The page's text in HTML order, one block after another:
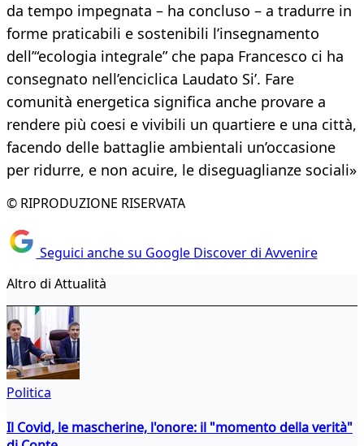
da tempo impegnata – ha concluso – a tradurre in
forme praticabili e sostenibili l’insegnamento
dell’“ecologia integrale” che papa Francesco ci ha
consegnato nell’enciclica Laudato Si’. Fare
comunità energetica significa anche provare a
rendere più coesi e vivibili un quartiere e una città,
facendo delle battaglie ambientali un’occasione
per ridurre, e non acuire, le diseguaglianze sociali»
© RIPRODUZIONE RISERVATA
Seguici anche su Google Discover di Avvenire
Altro di Attualità
Politica
Il Covid, le mascherine, l'onore: il "momento della verità"